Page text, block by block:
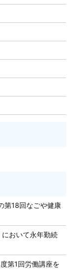
第18回なごや健康
おいて永年勤続
第1回労働講座を